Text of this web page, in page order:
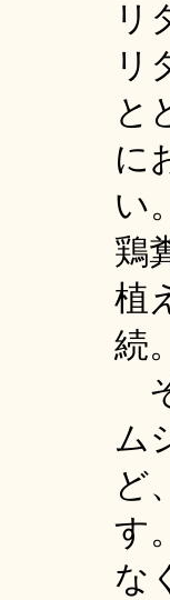
リ
リ
と
に
い
鶏
植
続。
ム
ど
す
な